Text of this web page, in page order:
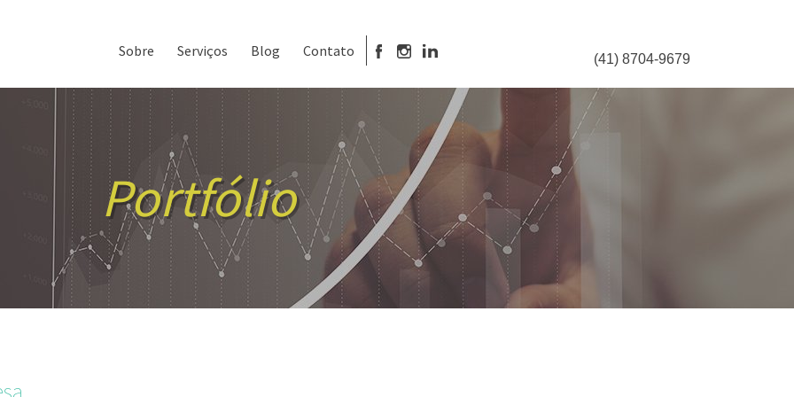
Sobre Serviços Blog Contato (41) 8704-9679
Portfólio